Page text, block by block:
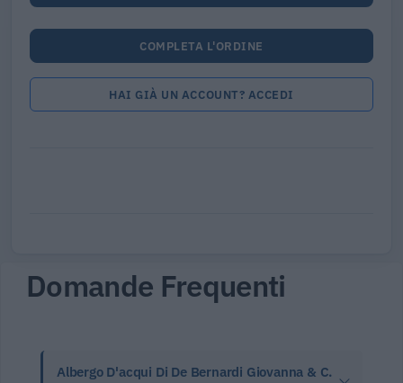
COMPLETA L'ORDINE
HAI GIÀ UN ACCOUNT? ACCEDI
Domande Frequenti
Albergo D'acqui Di De Bernardi Giovanna & C.